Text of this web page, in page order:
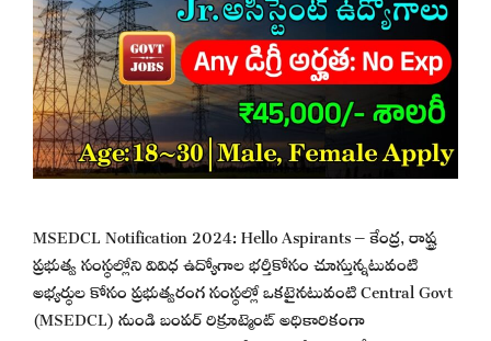
MSEDCL Notification 2024: Hello Aspirants – కేంద్ర, రాష్ట్ర
ప్రభుత్వ సంస్థల్లోని వివిధ ఉద్యోగాల భర్తీకోసం చూస్తున్నటువంటి
అభ్యర్థుల కోసం ప్రభుత్వరంగ సంస్థల్లో ఒకటైనటువంటి Central Govt
(MSEDCL) నుండి బంపర్ రిక్రూట్మెంట్ అధికారికంగా